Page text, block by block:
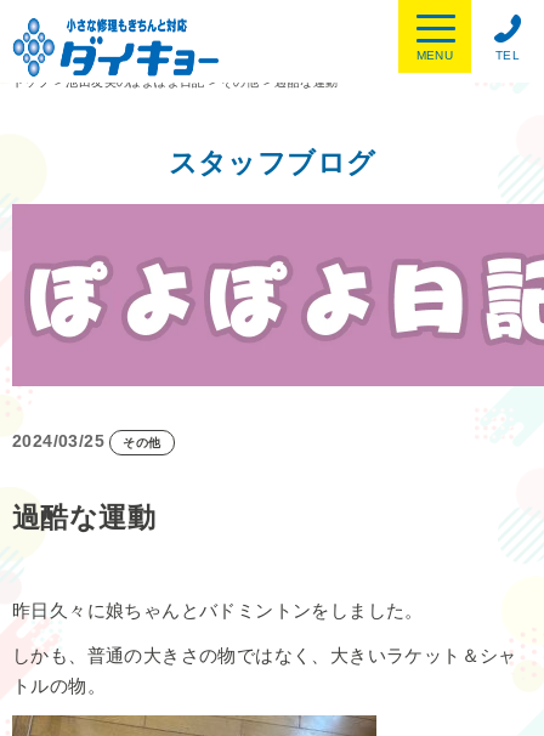
TEL
MENU
トップ
> 池田友美のぽよぽよ日記 > その他 > 過酷な運動
スタッフブログ
2024/03/25 その他
過酷な運動
昨日久々に娘ちゃんとバドミントンをしました。
しかも、普通の大きさの物ではなく、大きいラケット＆シャ
トルの物。